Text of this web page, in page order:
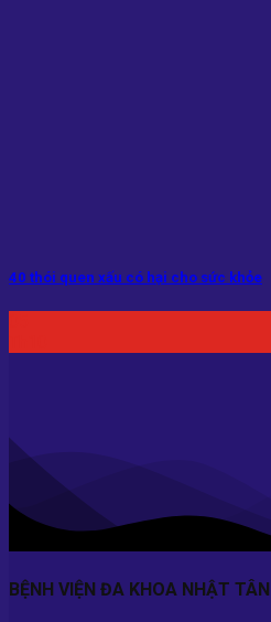
40 thói quen xấu có hại cho sức khỏe
BỆNH VIỆN ĐA KHOA NHẬT TÂN